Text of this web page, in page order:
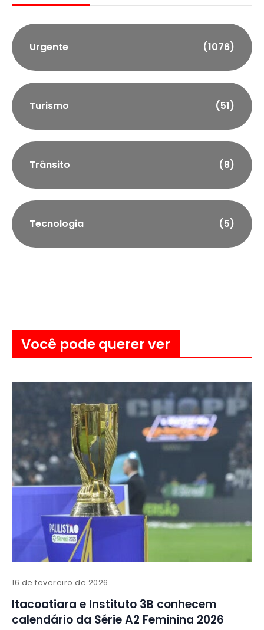
Urgente (1076)
Turismo (51)
Trânsito (8)
Tecnologia (5)
Você pode querer ver
16 de fevereiro de 2026
Itacoatiara e Instituto 3B conhecem
calendário da Série A2 Feminina 2026